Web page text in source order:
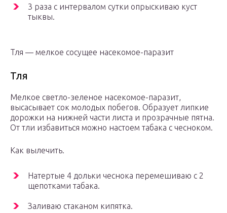
3 раза с интервалом сутки опрыскиваю куст
тыквы.
Тля — мелкое сосущее насекомое-паразит
Тля
Мелкое светло-зеленое насекомое-паразит,
высасывает сок молодых побегов. Образует липкие
дорожки на нижней части листа и прозрачные пятна.
От тли избавиться можно настоем табака с чесноком.
Как вылечить.
Натертые 4 дольки чеснока перемешиваю с 2
щепотками табака.
Заливаю стаканом кипятка.